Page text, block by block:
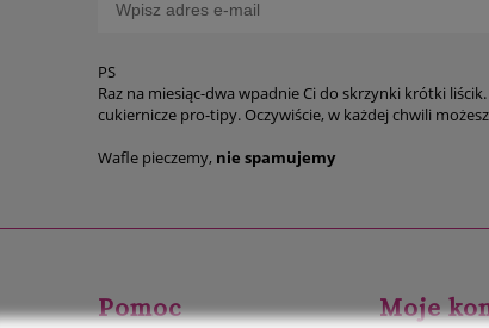
PS
Raz na miesiąc-dwa wpadnie Ci do skrzynki krótki
Wafle pieczemy, nie spamujemy
Pomoc Moje